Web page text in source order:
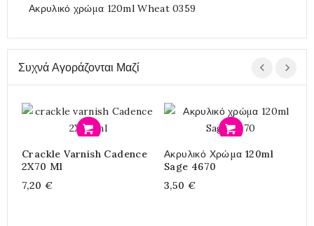
Ακρυλικό χρώμα 120ml Wheat 0359
Συχνά Αγοράζονται Μαζί
Crackle Varnish Cadence
2X70 Ml
7,20 €
Ακρυλικό Χρώμα 120ml
Sage 4670
3,50 €